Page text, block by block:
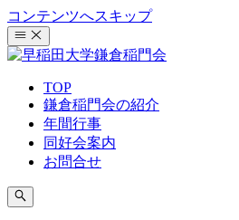
コンテンツへスキップ
TOP
鎌倉稲門会の紹介
年間行事
同好会案内
お問合せ